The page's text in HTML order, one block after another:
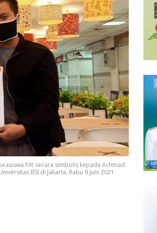
FAI secara simbolis kepada Achmad
BSI di Jakarta, Rabu 9 Juni 2021